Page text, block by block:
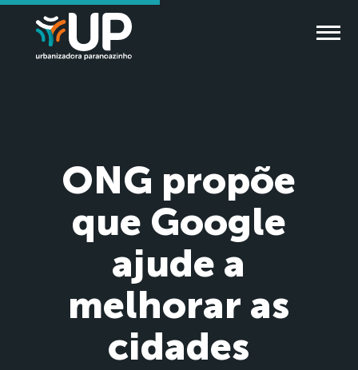
ONG propõe
que Google
ajude a
melhorar as
cidades